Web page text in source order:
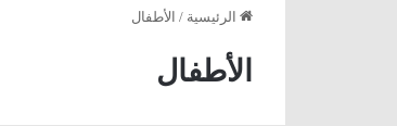
الرئيسية / الأطفال
الأطفال